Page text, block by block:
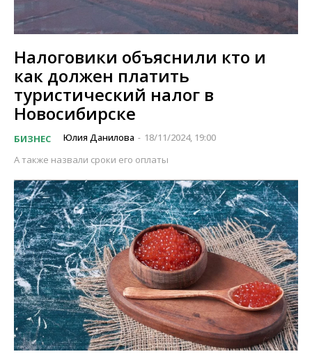
Налоговики объяснили кто и
как должен платить
туристический налог в
Новосибирске
БИЗНЕС Юлия Данилова - 18/11/2024, 19:00
А также назвали сроки его оплаты